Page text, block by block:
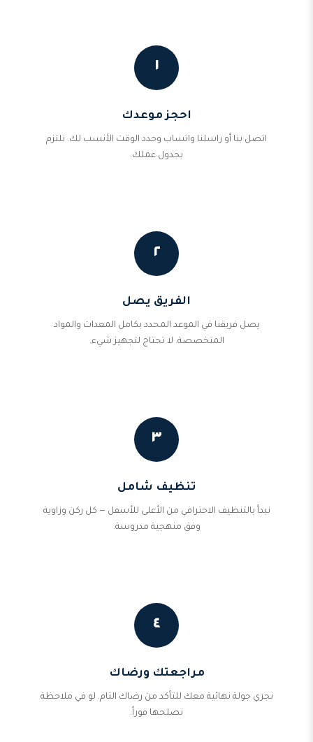
١
احجز موعدك
اتصل بنا أو راسلنا واتساب وحدد الوقت الأنسب لك. نلتزم
بجدول عملك.
٢
الفريق يصل
يصل فريقنا في الموعد المحدد بكامل المعدات والمواد
المتخصصة. لا تحتاج لتجهيز شيء.
٣
تنظيف شامل
نبدأ بالتنظيف الاحترافي من الأعلى للأسفل — كل ركن وزاوية
وفق منهجية مدروسة.
٤
مراجعتك ورضاك
نجري جولة نهائية معك للتأكد من رضاك التام. لو في ملاحظة
نصلحها فوراً.